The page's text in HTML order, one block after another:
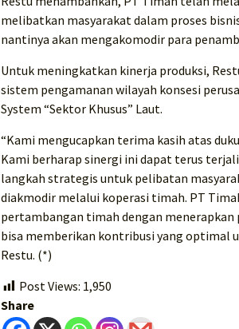
melibatkan masyarakat dalam proses
nantinya akan mengakomodir para
Untuk meningkatkan kinerja produksi,
sistem pengamanan wilayah konsesi
System “Sektor Khusus” Laut.
“Kami mengucapkan terima kasih atas
Kami berharap sinergi ini dapat terus
langkah strategis untuk pelibatan
diakmodir melalui koperasi timah. PT
pertambangan timah dengan menerapkan
bisa memberikan kontribusi yang optimal
Restu. (*)
Post Views: 1,950
Share